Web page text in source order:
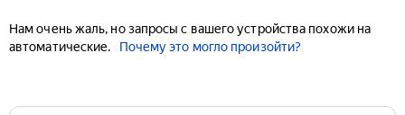
Нам очень жаль, но запросы с вашего устройства похожи на
автоматические.
Почему это могло произойти?